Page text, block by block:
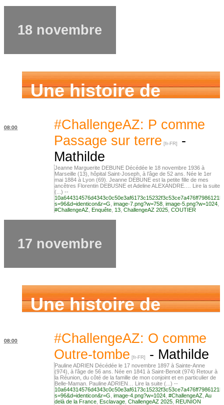
18 novembre
Une histoire de
famille
08:00
#ChallengeAZ: P comme
Passage sur terre
-
Mathilde
Jeanne Marguerite DEBUNE Décédée le 18 novembre 1936 à
Marseille (13), hôpital Saint-Joseph, à l’âge de 52 ans. Née le 1er
mai 1884 à Lyon (69). Jeanne DEBUNE est la petite fille de mes
ancêtres Florentin DEBUSNE et Adeline ALEXANDRE.… Lire la suite
(...) --
s=96&d=identicon&r=G image-7.png?w=758 image-5.png?w=1024
#ChallengeAZ Enquête 13 ChallengeAZ 2025 COUTIER
17 novembre
Une histoire de
famille
08:00
#ChallengeAZ: O comme
Outre-tombe
- Mathilde
Pauline ADRIEN Décédée le 17 novembre 1897 à Sainte-Anne
(974), à l’âge de 56 ans. Née en 1841 à Saint-Benoit (974) Retour à
la Réunion, du côté de la famille de mon conjoint et en particulier de
Belle-Maman. Pauline ADRIEN… Lire la suite (...) --
s=96&d=identicon&r=G image-4.png?w=1024 #ChallengeAZ Au
delà de la France Esclavage ChallengeAZ 2025 REUNION